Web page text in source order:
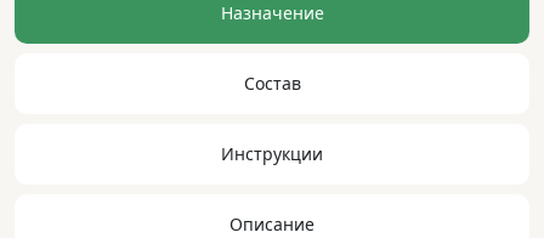
Назначение
Состав
Инструкции
Описание